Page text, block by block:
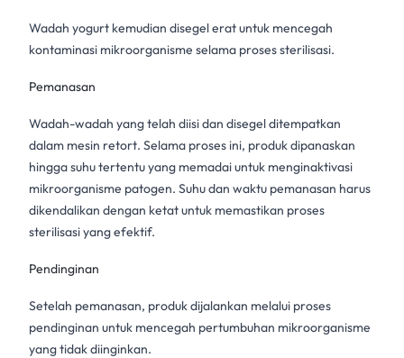
Wadah yogurt kemudian disegel erat untuk mencegah
kontaminasi mikroorganisme selama proses sterilisasi.
Pemanasan
Wadah-wadah yang telah diisi dan disegel ditempatkan
dalam mesin retort. Selama proses ini, produk dipanaskan
hingga suhu tertentu yang memadai untuk menginaktivasi
mikroorganisme patogen. Suhu dan waktu pemanasan harus
dikendalikan dengan ketat untuk memastikan proses
sterilisasiyang efektif.
Pendinginan
Setelah pemanasan, produk dijalankan melalui proses
pendinginan untuk mencegah pertumbuhan mikroorganisme
yang tidak diinginkan.